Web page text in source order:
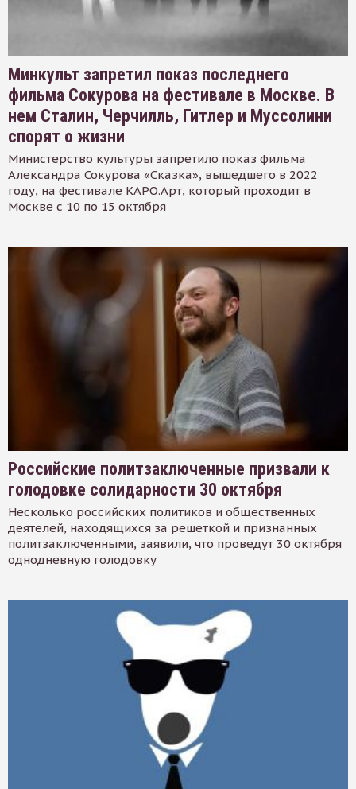
Минкульт запретил показ последнего
фильма Сокурова на фестивале в Москве. В
нем Сталин, Черчилль, Гитлер и Муссолини
спорят о жизни
Министерство культуры запретило показ фильма
Александра Сокурова «Сказка», вышедшего в 2022
году, на фестивале КАРО.Арт, который проходит в
Москве с 10 по 15 октября
Российские политзаключенные призвали к
голодовке солидарности 30 октября
Несколько российских политиков и общественных
деятелей, находящихся за решеткой и признанных
политзаключенными, заявили, что проведут 30 октября
однодневную голодовку